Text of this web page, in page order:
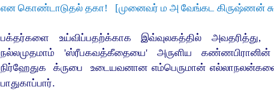
என கொண்டாடுதல் தகா! [முனைவர் ம அ வேங்கட கிருஷ்ணன்
பக்தர்களை உய்விப்பதற்க்காக இவ்வுலகத்தில் அவதரித்து,
நல்லமுதமாம்'ஸ்ரீபகவத்கீதையை' அருளிய கண்ணபிரானின்
நிர்ஹேதுக
க்ருபை உடையவனான எம்பெருமான்
பாதுகாப்பார்.